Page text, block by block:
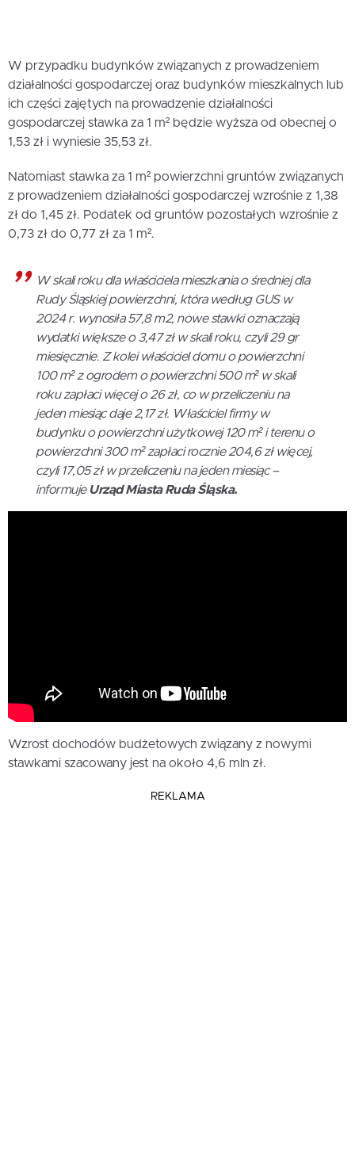
W przypadku budynków związanych z prowadzeniem
działalności gospodarczej oraz budynków mieszkalnych lub
ich części zajętych na prowadzenie działalności
gospodarczej stawka za 1 m² będzie wyższa od obecnej o
1,53 zł i wyniesie 35,53 zł.
Natomiast stawka za 1 m² powierzchni gruntów związanych
z prowadzeniem działalności gospodarczej wzrośnie z 1,38
zł do 1,45 zł. Podatek od gruntów pozostałych wzrośnie z
0,73 zł do 0,77 zł za 1 m².
W skali roku dla właściciela mieszkania o średniej dla
Rudy Śląskiej powierzchni, która według GUS w
2024 r. wynosiła 57,8 m2, nowe stawki oznaczają
wydatki większe o 3,47 zł w skali roku, czyli 29 gr
miesięcznie. Z kolei właściciel domu o powierzchni
100 m² z ogrodem o powierzchni 500 m² w skali
roku zapłaci więcej o 26 zł, co w przeliczeniu na
jeden miesiąc daje 2,17 zł. Właściciel firmy w
budynku o powierzchni użytkowej 120 m² i terenu o
powierzchni 300 m² zapłaci rocznie 204,6 zł więcej,
czyli 17,05 zł w przeliczeniu na jeden miesiąc –
informuje Urząd Miasta Ruda Śląska.
Wzrost dochodów budżetowych związany z nowymi
stawkami szacowany jest na około 4,6 mln zł.
REKLAMA